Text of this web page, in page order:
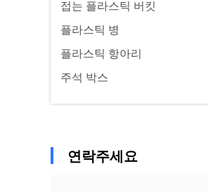
접는 플라스틱 버킷
플라스틱 병
플라스틱 항아리
주석 박스
연락주세요